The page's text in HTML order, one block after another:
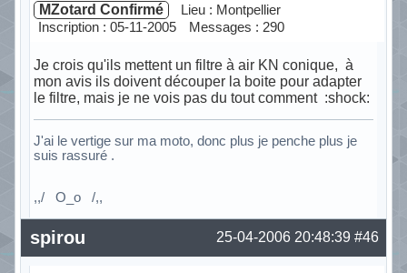
MZotard Confirmé
Lieu : Montpellier
Inscription : 05-11-2005
Messages : 290
Je crois qu'ils mettent un filtre à air KN conique, à
mon avis ils doivent découper la boite pour adapter
le filtre, mais je ne vois pas du tout comment :shock:
J'ai le vertige sur ma moto, donc plus je penche plus je
suis rassuré .
,,/ O_o /,,
Hors ligne #46
25-04-2006 20:48:39
spirou